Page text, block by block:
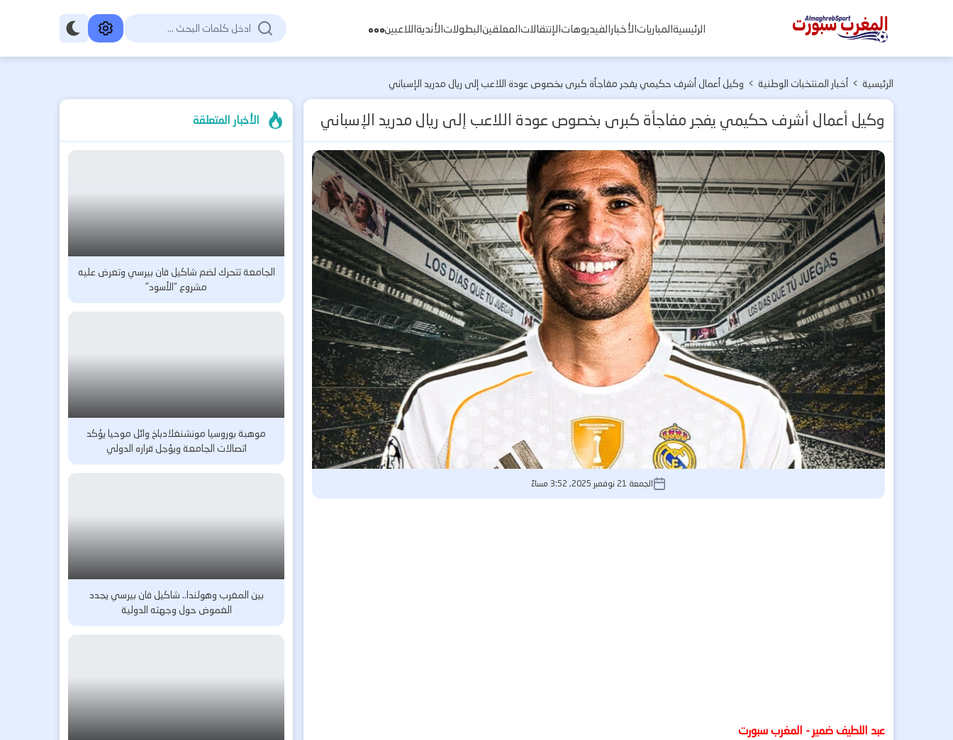
المغرب
الرئيسيةالمبارياتالأخبارالفيديوهاتالإنتقالاتالمعلقينالبطولاتالأنديةاللاعبين
الرئيسية > أخبار المنتخبات الوطنية > وكيل أعمال أشرف حكيمي يفجر مفاجأة كبرى بخصوص عودة اللاعب إلى ريال مدريد الإسباني
وكيل أعمال أشرف حكيمي يفجر مفاجأة كبرى بخصوص عودة اللاعب إلى ريال مدريد الإسباني
الجمعة 21 نوفمبر 2025, 3:52 مساءً
عبد اللطيف ضمير - المغرب سبورت
الأخبار المتعلقة
الجامعة تتحرك لضم شاكيل فان بيرسي وتعرض عليه
مشروع “الأسود”
موهبة بوروسيا مونشنغلادباخ وائل موحيا يؤكد
اتصالات الجامعة ويؤجل قراره الدولي
بين المغرب وهولندا.. شاكيل فان بيرسي يجدد
الغموض حول وجهته الدولية